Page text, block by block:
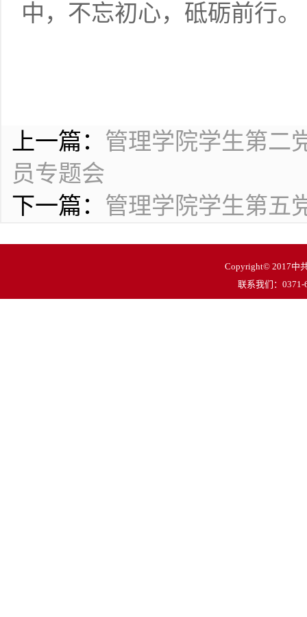
中，不忘初心，砥砺前行。
上一篇： 管理学院学生第二
员专题会
下一篇： 管理学院学生第五
Copyright© 2017中
联系我们：